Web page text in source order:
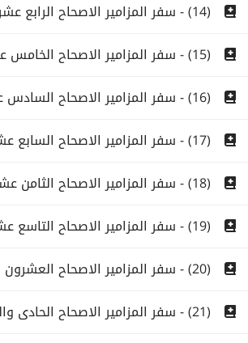
(14) - سفر المزامير الاصحاح الرابع عشر
(15) - سفر المزامير الاصحاح الخامس عشر
(16) - سفر المزامير الاصحاح السادس عشر
(17) - سفر المزامير الاصحاح السابع عشر
(18) - سفر المزامير الاصحاح الثامن عشر
(19) - سفر المزامير الاصحاح التاسع عشر
(20) - سفر المزامير الاصحاح العشرون
(21) - سفر المزامير الاصحاح الحادى والعشرون